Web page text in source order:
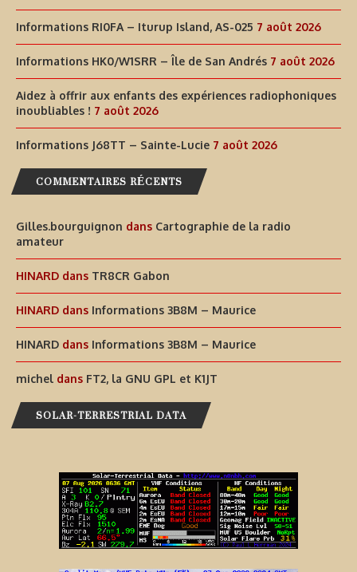
Informations RI0FA – Iturup Island, AS-025 7 août 2026
Informations HK0/W1SRR – Île de San Andrés 7 août 2026
Aidez à offrir aux enfants des expériences radiophoniques
inoubliables ! 7 août 2026
Informations J68TT – Sainte-Lucie 7 août 2026
COMMENTAIRES RÉCENTS
Gilles.bourguignon dans Cartographie de la radio
amateur
HINARD dans TR8CR Gabon
HINARD dans Informations 3B8M – Maurice
HINARD dans Informations 3B8M – Maurice
michel dans FT2, la GNU GPL et K1JT
SOLAR-TERRESTRIAL DATA